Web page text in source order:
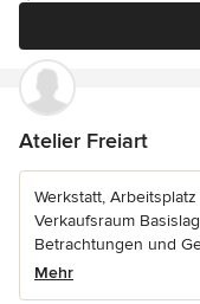
Atelier Freiart
Werkstatt,
Verkaufsraum
Betrachtungen und
Mehr